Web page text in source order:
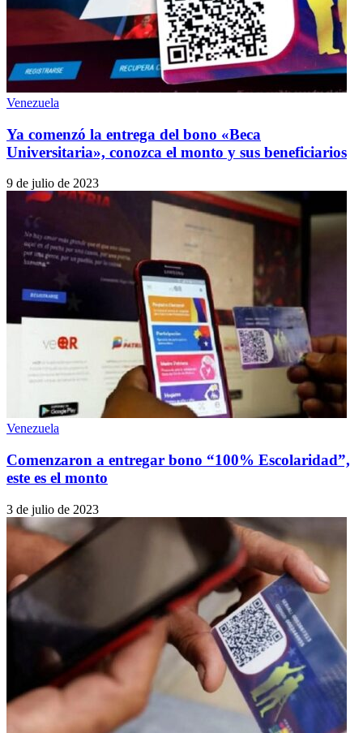
Venezuela
Ya comenzó la entrega del bono «Beca
Universitaria», conozca el monto y sus beneficiarios
9 de julio de 2023
Venezuela
Comenzaron a entregar bono “100% Escolaridad”,
este es el monto
3 de julio de 2023